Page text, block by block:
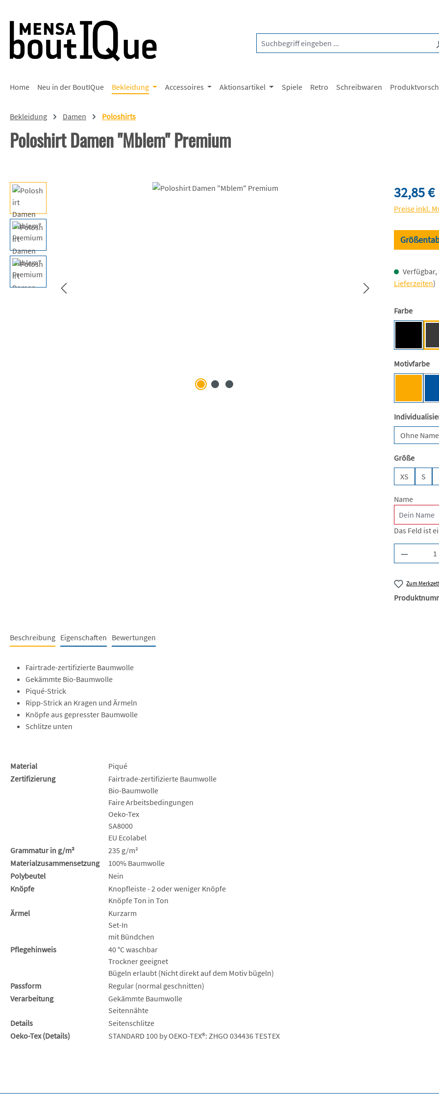
Home Neu in der BoutIQue Bekleidung Accessoires Aktionsartikel Spiele Retro Schreibwaren
Bekleidung Damen Poloshirts
Poloshirt Damen "Mblem" Premium
Bildergalerie überspringen Regulärer
32,85 €
Preise inkl.
Verfügbar,
Lieferzeiten)
Farbe
Motivfarbe
Ohne
Größe
XS
S
Name
Das Feld ist
Zum
Beschreibung Eigenschaften Bewertungen
Fairtrade-zertifizierte Baumwolle
Gekämmte Bio-Baumwolle
Piqué-Strick
Ripp-Strick an Kragen und Ärmeln
Knöpfe aus gepresster Baumwolle
Schlitze unten
Material
Piqué
Zertifizierung
Fairtrade-zertifizierte Baumwolle
Bio-Baumwolle
Faire Arbeitsbedingungen
Oeko-Tex
SA8000
EU Ecolabel
Grammatur in g/m²
235 g/m²
Materialzusammensetzung
100% Baumwolle
Polybeutel
Nein
Knöpfe
Knopfleiste - 2 oder weniger Knöpfe
Knöpfe Ton in Ton
Ärmel
Kurzarm
Set-In
mit Bündchen
Pflegehinweis
40 °C waschbar
Trockner geeignet
Bügeln erlaubt (Nicht direkt auf dem Motiv bügeln)
Passform
Regular (normal geschnitten)
Verarbeitung
Gekämmte Baumwolle
Seitennähte
Details
Seitenschlitze
Oeko-Tex (Details)
STANDARD 100 by OEKO-TEX®: ZHGO 034436 TESTEX